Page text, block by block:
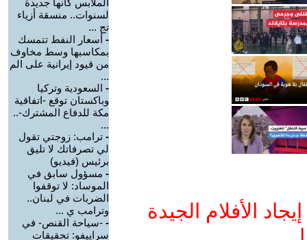
الأفلام الجيدة
الملابس كأنها جديدة
لسنوات.. منسقة أزياء
تج ...
- أسعار النفط تتمسك
بمكاسبها وسط مخاوف
من قيود إيرانية على الم
...
- السعودية وتركيا
وباكستان توقع -اتفاقية
مكة للدفاع المشترك-..
...
- ترامب: زوجتي تقول
لي تصرفاتك لا تليق
برئيس (فيديو)
- مسؤول سابق في
الموساد: لا توقفوا
الضربات في لبنان..
وترامب ي ...
- -سياحة القنص- في
سراييفو: تحقيقات